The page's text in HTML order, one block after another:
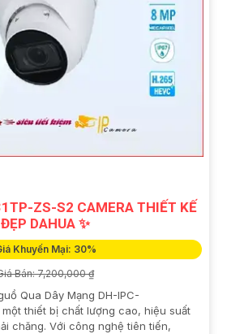
ZS-S2 CAMERA THIẾT KẾ
ĐẸP DAHUA ✨
Khuyến Mại: 30%
Bán: 7,200,000 ₫
Qua Dây Mạng DH-IPC-
một thiết bị chất lượng cao, hiệu suất
chăng. Với công nghệ tiên tiến,